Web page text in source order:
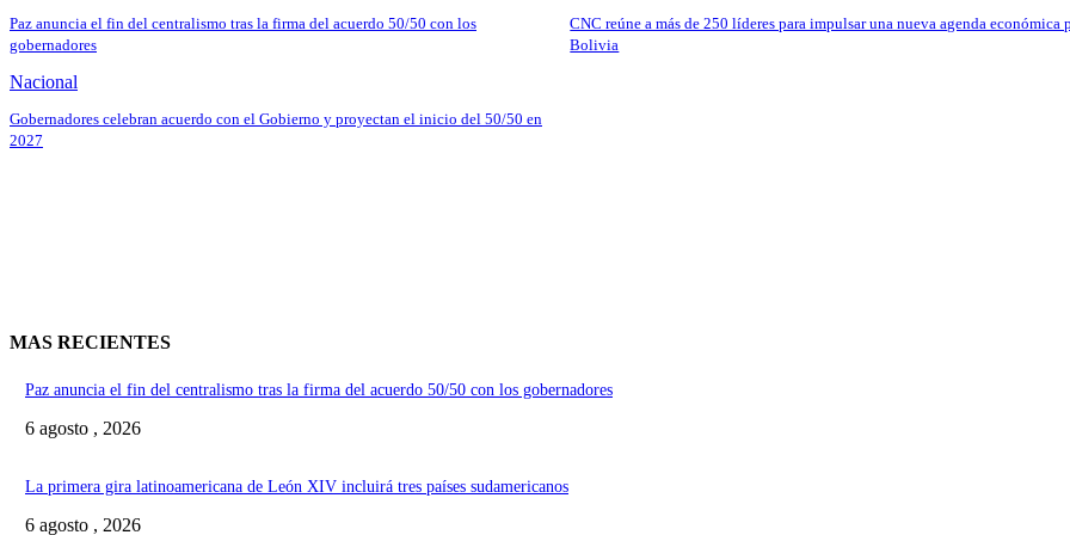
Paz anuncia el fin del centralismo tras la firma del acuerdo 50/50 con los
gobernadores
CNC reúne a más de 250 líderes para impulsar una nueva agenda económica
Bolivia
Nacional
Gobernadores celebran acuerdo con el Gobierno y proyectan el inicio del 50/50 en
2027
MAS RECIENTES
Paz anuncia el fin del centralismo tras la firma del acuerdo 50/50 con los gobernadores
6 agosto , 2026
La primera gira latinoamericana de León XIV incluirá tres países sudamericanos
6 agosto , 2026